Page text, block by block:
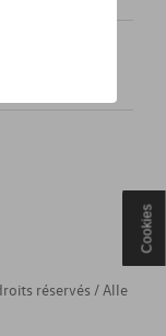
réservés / Alle
Cookies